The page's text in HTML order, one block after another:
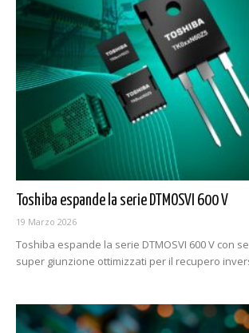
Toshiba espande la serie DTMOSVI 600 V
19 Marzo 2026
Toshiba espande la serie DTMOSVI 600 V con
super giunzione ottimizzati per il recupero